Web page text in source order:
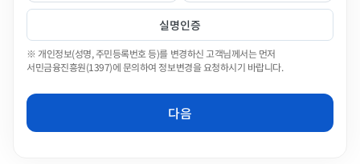
실명인증
※ 개인정보(성명, 주민등록번호 등)를 변경하신 고객님께서는 먼저
서민금융진흥원(1397)에 문의하여 정보변경을 요청하시기 바랍니다.
다음